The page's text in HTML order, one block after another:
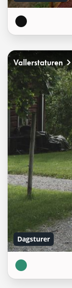
Vallerstaturen
Dagsturer